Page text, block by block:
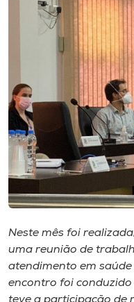
Unoesc
Store
Selecione
o idioma
A+
A-
Neste mês foi
uma reunião de
atendimento em
encontro foi conduzido